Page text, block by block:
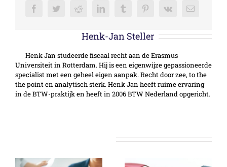
FacebookTwitterRedditLinkedInTumblr PinterestVk
E-
Henk-Jan Steller
Henk Jan studeerde fiscaal recht aan de Erasmus
Universiteit in Rotterdam. Hij is een eigenwijze gepassioneerde
specialist met een geheel eigen aanpak. Recht door zee, to the
the point en analytisch sterk. Henk Jan heeft ruime ervaring
in de BTW-praktijk en heeft in 2006 BTW Nederland opgericht.